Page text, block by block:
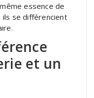
essence de
ils se différencient
et un